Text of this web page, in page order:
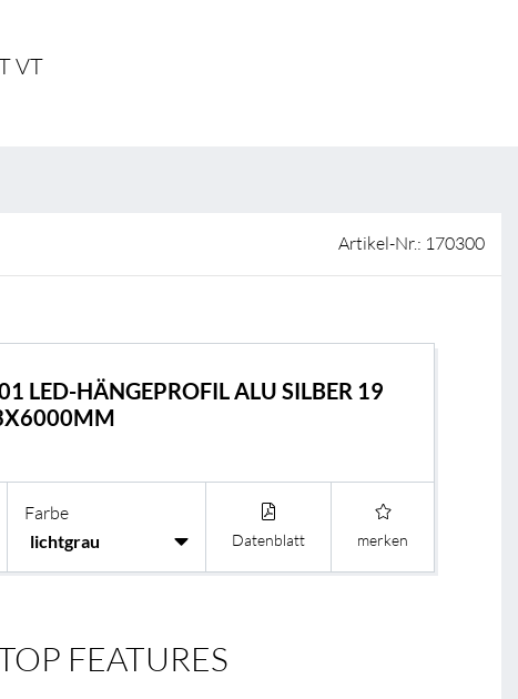
VT
Artikel-Nr.: 170300
LED-HÄNGEPROFIL ALU SILBER 19
Farbe
Datenblatt merken
FEATURES